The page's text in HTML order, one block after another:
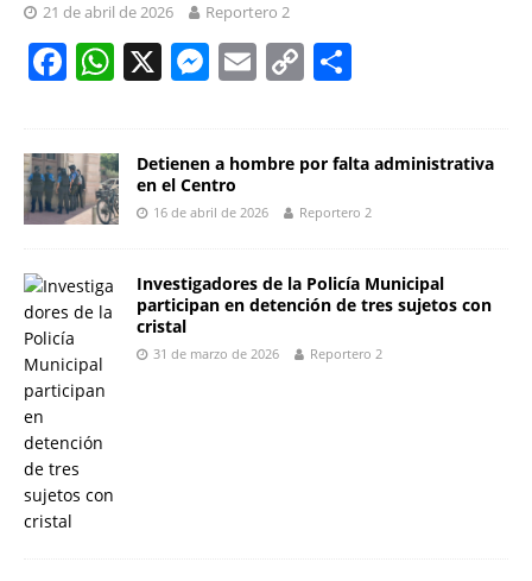
21 de abril de 2026 Reportero 2
F
e
b
o
k
W
s
A
X M
e
n
er
E
l
C
y
Li
k
e
Detienen a hombre por falta administrativa
en el Centro
16 de abril de 2026 Reportero 2
Investigadores de la Policía Municipal
participan en detención de tres sujetos con
cristal
31 de marzo de 2026 Reportero 2